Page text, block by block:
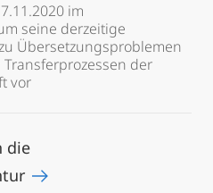
im
seine derzeitige
Übersetzungsproblemen
der
vor
die